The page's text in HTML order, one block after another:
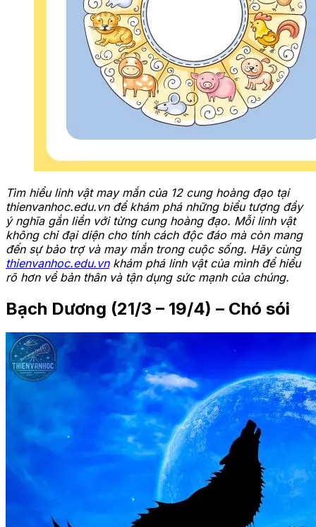
Tìm hiểu linh vật may mắn của 12 cung hoàng đạo tại
thienvanhoc.edu.vn để khám phá những biểu tượng đầy
ý nghĩa gắn liền với từng cung hoàng đạo. Mỗi linh vật
không chỉ đại diện cho tính cách độc đáo mà còn mang
đến sự bảo trợ và may mắn trong cuộc sống. Hãy cùng
thienvanhoc.edu.vnkhám phá linh vật của mình để hiểu
rõ hơn về bản thân và tận dụng sức mạnh của chúng.
Bạch Dương (21/3 – 19/4) – Chó sói